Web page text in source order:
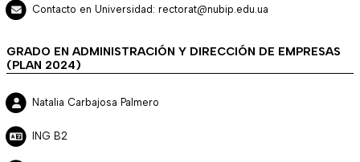
Contacto en Universidad: rectorat@nubip.edu.ua
GRADO EN ADMINISTRACIÓN Y DIRECCIÓN DE EMPRESAS
(PLAN 2024)
Natalia Carbajosa Palmero
ING B2